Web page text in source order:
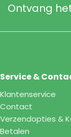
Ontvang
Service &
Klantenservice
Contact
Verzendopties &
Betalen